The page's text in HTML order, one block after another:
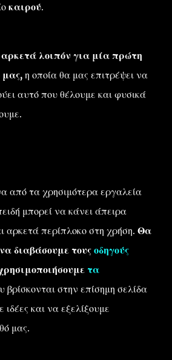
καιρού.
λοιπόν για μία πρώτη
μας, η οποία θα μας επιτρέψει να
αυτό που θέλουμε και φυσικά
από τα χρησιμότερα εργαλεία
μπορεί να κάνει άπειρα
αρκετά περίπλοκο στη χρήση. Θα
διαβάσουμε τους οδηγούς
τα
βρίσκονται στην επίσημη σελίδα
και να εξελίξουμε
μας.